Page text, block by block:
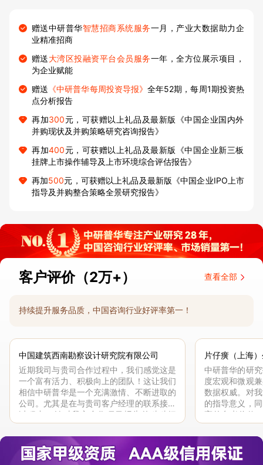
赠送中研普华智慧招商系统服务一月，产业大数据助力企
业精准招商
赠送大湾区投融资平台会员服务一年，全方位展示项目，
为企业赋能
赠送 《中研普华每周投资导报》全年52期，每周1期投资热
点分析报告
再加300元，可获赠以上礼品及最新版《中国企业国内外
并购现状及并购策略研究咨询报告》
再加400元，可获赠以上礼品及最新版《中国企业新三板
挂牌上市操作辅导及上市环境综合评估报告》
再加500元，可获赠以上礼品及最新版《中国企业IPO上市
指导及并购整合策略全景研究报告》
客户评价（2万+） 查看全部
持续提升服务品质，中国咨询行业好评率第一！
中国建筑西南勘察设计研究院有限公司
近期我司与贵司合作过程中，我们感觉这是
一个富有活力、积极向上的团队！这让我们
相信中研普华是一个充满激情、不断进取的
公司。尤其是在与贵司客户经理的联系接洽
过程中，针对我方合作项目报告的种种细
节，及时细致缜密地协助与项目部沟通、探
讨和完善...
片仔癀（上海
中研普华的研
度宏观和微观
数据权威。对
的指导意义，
高的参考价值
体化”服务和行
司继续...